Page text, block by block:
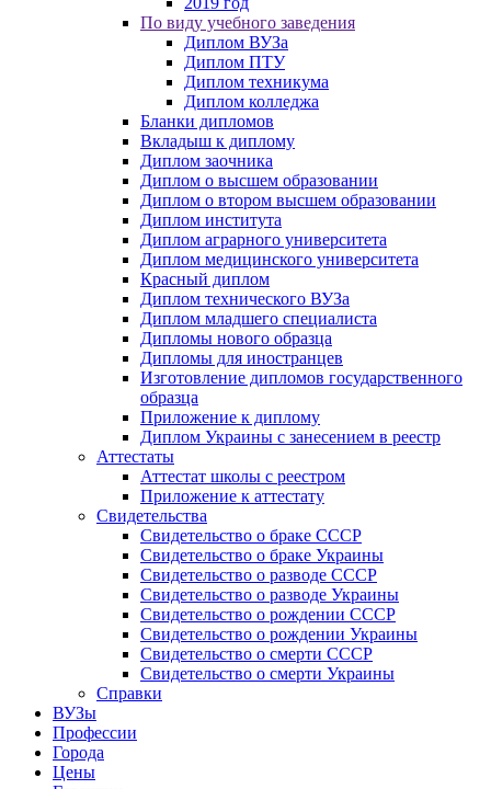
По виду учебного заведения
Диплом ВУЗа
Диплом ПТУ
Диплом техникума
Диплом колледжа
Бланки дипломов
Вкладыш к диплому
Диплом заочника
Диплом о высшем образовании
Диплом о втором высшем образовании
Диплом института
Диплом аграрного университета
Диплом медицинского университета
Красный диплом
Диплом технического ВУЗа
Диплом младшего специалиста
Дипломы нового образца
Дипломы для иностранцев
Изготовление дипломов государственного
образца
Приложение к диплому
Диплом Украины с занесением в реестр
Аттестаты
Аттестат школы с реестром
Приложение к аттестату
Свидетельства
Свидетельство о браке СССР
Свидетельство о браке Украины
Свидетельство о разводе СССР
Свидетельство о разводе Украины
Свидетельство о рождении СССР
Свидетельство о рождении Украины
Свидетельство о смерти СССР
Свидетельство о смерти Украины
Справки
ВУЗы
Профессии
Города
Цены